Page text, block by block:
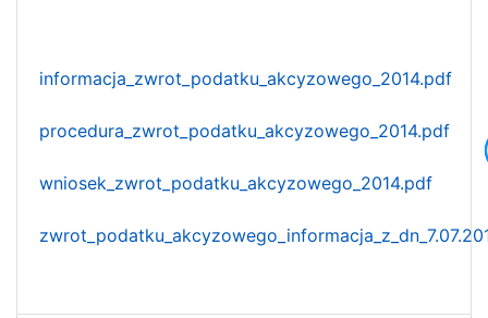
informacja_zwrot_podatku_akcyzowego_2014.pdf
procedura_zwrot_podatku_akcyzowego_2014.pdf
wniosek_zwrot_podatku_akcyzowego_2014.pdf